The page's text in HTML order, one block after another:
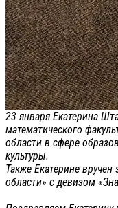
23 января Екатерина
математического
области в сфере
культуры.
Также Екатерине
области» с девизом